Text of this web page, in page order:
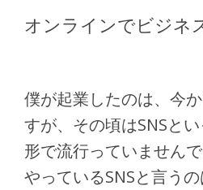
オンラインでビジネ
僕が起業したのは、今
すが、その頃はSNSと
形で流行っていません
やっているSNSと言う